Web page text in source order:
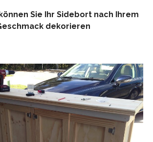
Sie Ihr Sidebort nach Ihrem
dekorieren